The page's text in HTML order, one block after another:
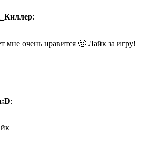
:
мне очень нравится 🙂 Лайк за игру!
: